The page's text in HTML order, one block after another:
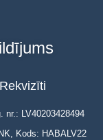
Rekvizīti
nr.: LV40203428494
Kods: HABALV22